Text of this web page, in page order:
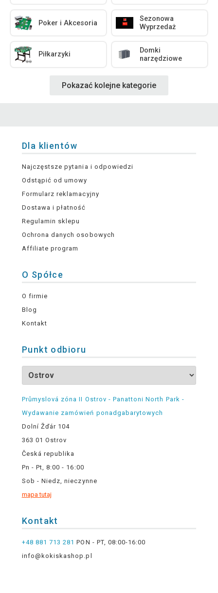
Poker i Akcesoria
Sezonowa
Wyprzedaż
Piłkarzyki
Domki
narzędziowe
Pokazać kolejne kategorie
Dla klientów
Najczęstsze pytania i odpowiedzi
Odstąpić od umowy
Formularz reklamacyjny
Dostawa i płatność
Regulamin sklepu
Ochrona danych osobowych
Affiliate program
O Spółce
O firmie
Blog
Kontakt
Punkt odbioru
Průmyslová zóna II Ostrov - Panattoni North Park -
Wydawanie zamówień ponadgabarytowych
Dolní Žďár 104
363 01 Ostrov
Česká republika
Pn - Pt, 8:00 - 16:00
Sob - Niedz, nieczynne
mapa tutaj
Kontakt
+48 881 713 281 PON - PT, 08:00-16:00
info@kokiskashop.pl